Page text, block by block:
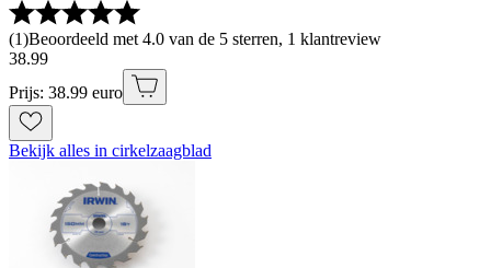
(1)Beoordeeld met 4.0 van de 5 sterren, 1 klantreview
38.99
Prijs: 38.99 euro
Bekijk alles in cirkelzaagblad